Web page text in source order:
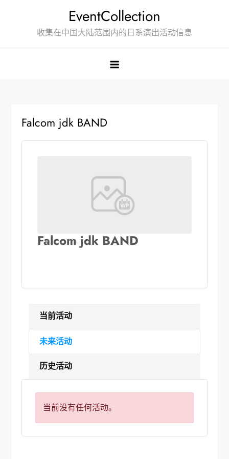
EventCollection
收集在中国大陆范围内的日系演出活动信息
Falcom jdk BAND
Falcom jdk BAND
当前活动
未来活动
历史活动
当前没有任何活动。